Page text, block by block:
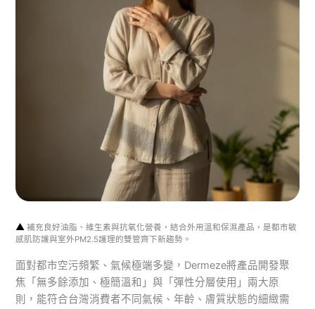
▲ 補充良好油脂、維生素與抗氧化營養，結合外用溫和保濕產品，是都市敏
感肌防護與室外PM2.5護理的雙管齊下新趨勢。
面對都市空污頻繁、氣候極端多變，Dermeze將產品開發聚
焦「無多餘添加、極簡溫和」與「彈性分層使用」兩大原
則，能符合台灣消費者不同氣候、年齡、膚質狀態的細緻需